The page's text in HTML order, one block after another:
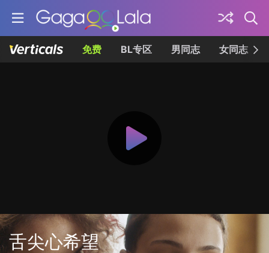
免费 BL专区 男同志 女同志
舌尖心希望